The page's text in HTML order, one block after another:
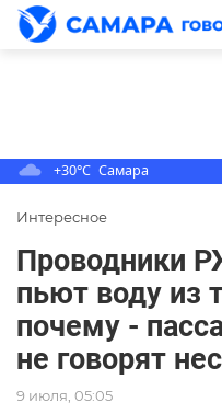
+30°C Самара
Интересное
Проводники
пьют воду из
почему -
не говорят
9 июля, 05:05